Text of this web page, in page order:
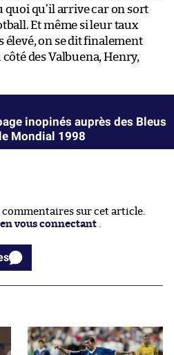
quoi qu’il arrive car on sort
Et même si leur taux
élevé, on se dit finalement
des Valbuena, Henry,
inopinés auprès des Bleus
Mondial 1998
commentaires sur cet article.
en vous connectant